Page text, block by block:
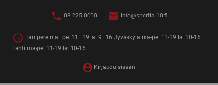
03 225 0000 info@sportia-10.fi
Tampere ma–pe: 11–19 la: 9–16 Jyväskylä ma-pe: 11-19 la: 10-16
Lahti ma-pe: 11-19 la: 10-16
Kirjaudu sisään